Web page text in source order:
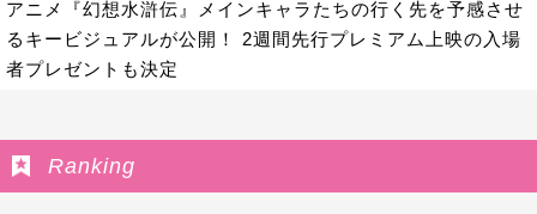
アニメ『幻想水滸伝』メインキャラたちの行く先を予感させ
るキービジュアルが公開！ 2週間先行プレミアム上映の入場
者プレゼントも決定
Ranking